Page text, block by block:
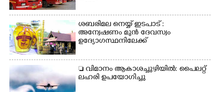
ശബരിമല നെയ്യ് ഇടപാട് :
അന്വേഷണം മുൻ ദേവസ്വം
ഉദ്യോഗസ്ഥനിലേക്ക്
 വിമാനം ആകാശച്ചുഴിയിൽ: പൈലറ്റ്
ലഹരി ഉപയോഗിച്ചു